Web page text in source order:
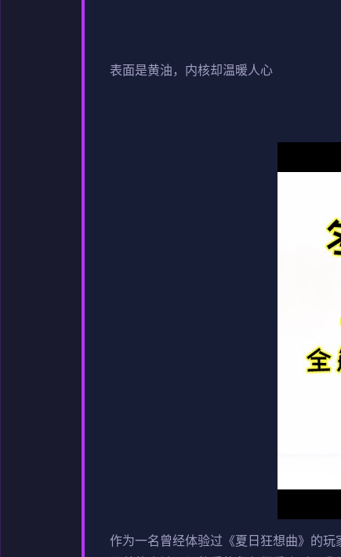
表面是黄油，内核却温暖人心
作为一名曾经体验过《夏日狂想曲》的